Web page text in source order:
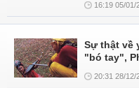
16:19 05/01/
Sự thật về
"bó tay",
20:31 28/12/